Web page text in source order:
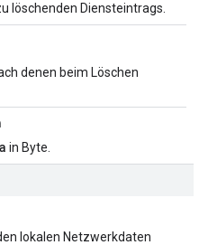
löschenden Diensteintrags.
denen beim Löschen
in Byte.
lokalen Netzwerkdaten